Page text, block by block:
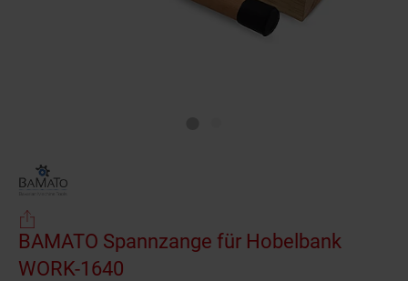
BAMATO Spannzange für Hobelbank
WORK-1640